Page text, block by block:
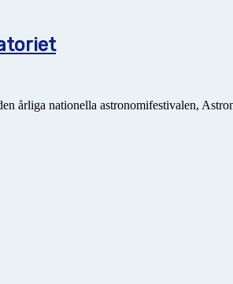
årliga nationella astronomifestivalen,